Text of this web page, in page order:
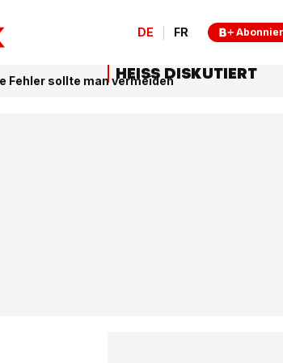
DE FR
Fehler sollte man vermeidenHEISS DISKUTIERT